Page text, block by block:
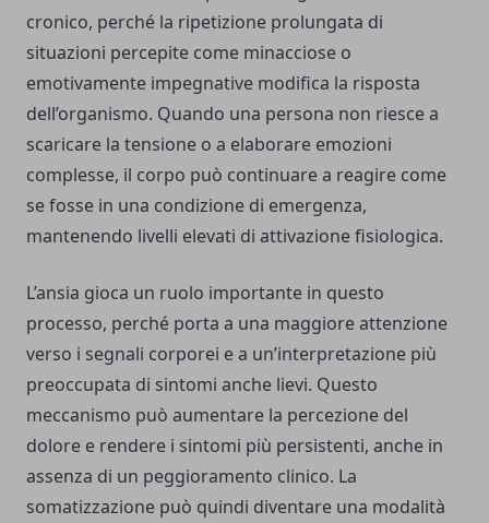
cronico, perché la ripetizione prolungata di
situazioni percepite come minacciose o
emotivamente impegnative modifica la risposta
dell’organismo. Quando una persona non riesce a
scaricare la tensione o a elaborare emozioni
complesse, il corpo può continuare a reagire come
se fosse in una condizione di emergenza,
mantenendo livelli elevati di attivazione fisiologica.
L’ansia gioca un ruolo importante in questo
processo, perché porta a una maggiore attenzione
verso i segnali corporei e a un’interpretazione più
preoccupata di sintomi anche lievi. Questo
meccanismo può aumentare la percezione del
dolore e rendere i sintomi più persistenti, anche in
assenza di un peggioramento clinico. La
somatizzazione può quindi diventare una modalità